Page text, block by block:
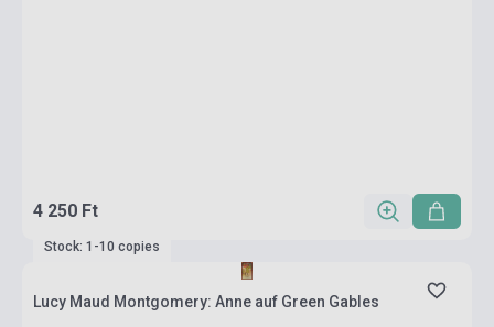
4 250 Ft
Stock: 1-10 copies
Lucy Maud Montgomery: Anne auf Green Gables